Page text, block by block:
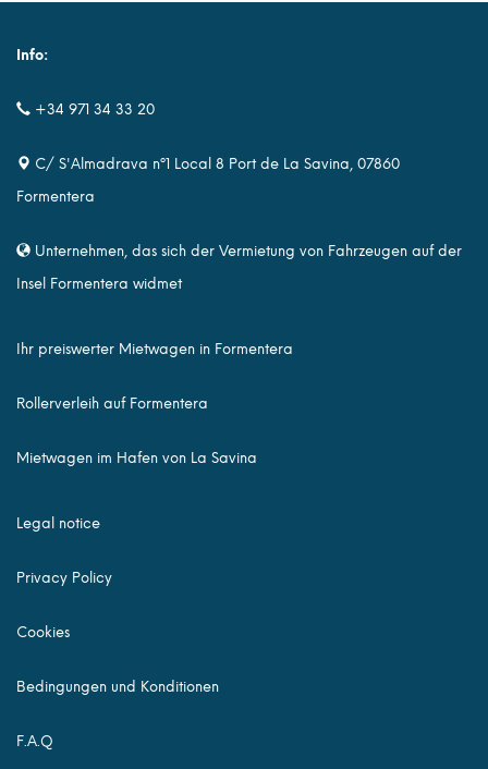
Info:
+34 971 34 33 20
C/ S'Almadrava nº1 Local 8 Port de La Savina, 07860
Formentera
Unternehmen, das sich der Vermietung von Fahrzeugen auf der
Insel Formentera widmet
Ihr preiswerter Mietwagen in Formentera
Rollerverleih auf Formentera
Mietwagen im Hafen von La Savina
Legal notice
Privacy Policy
Cookies
Bedingungen und Konditionen
F.A.Q